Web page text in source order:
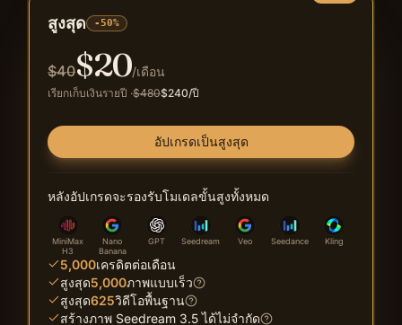
สูงสุด -50%
$40$20/เดือน
เรียกเก็บเงินรายปี ·$480$240/ปี
อัปเกรดเป็นสูงสุด
หลังอัปเกรดจะรองรับโมเดลขั้นสูงทั้งหมด
MiniMax
H3
Nano
Banana
GPT Seedream Veo Seedance Kling
5,000เครดิตต่อเดือน
สูงสุด5,000ภาพแบบเร็ว
สูงสุด625วิดีโอพื้นฐาน
สร้างภาพ Seedream 3.5 ได้ไม่จำกัด